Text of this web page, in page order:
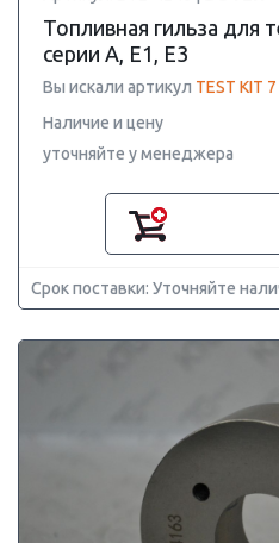
Топливная гильза для
серии A, E1, E3
Вы искали артикул TEST KIT 7
Наличие и цену
уточняйте у менеджера
Срок поставки: Уточняйте